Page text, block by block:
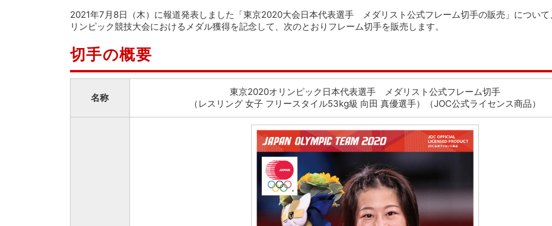
2021年7月8日（木）に報道発表しました「東京2020大会日本代表選手 メダリスト公式フレーム切手の販売」につい
リンピック競技大会におけるメダル獲得を記念して、次のとおりフレーム切手を販売します。
切手の概要
名称
東京2020オリンピック日本代表選手 メダリスト公式フレーム切手
（レスリング 女子 フリースタイル53kg級 向田 真優選手）（JOC公式ライセンス商品）